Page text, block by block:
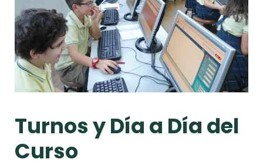
Turnos y Día a Día del
Curso